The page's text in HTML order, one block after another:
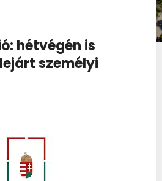
hétvégén is
személyi